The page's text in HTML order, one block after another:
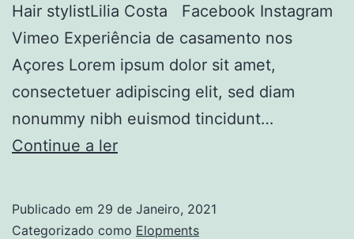
Hair stylistLilia Costa Facebook Instagram
Vimeo Experiência de casamento nos
Açores Lorem ipsum dolor sit amet,
consectetuer adipiscing elit, sed diam
nonummy nibh euismod tincidunt…
Continue a lerExperiência
nos
Publicado em 29 de Janeiro, 2021
Categorizado como Elopments